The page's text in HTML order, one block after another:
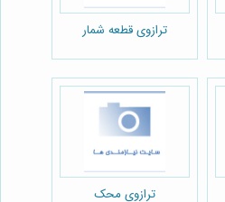
ترازوی قطعه شمار
ترازوی محک